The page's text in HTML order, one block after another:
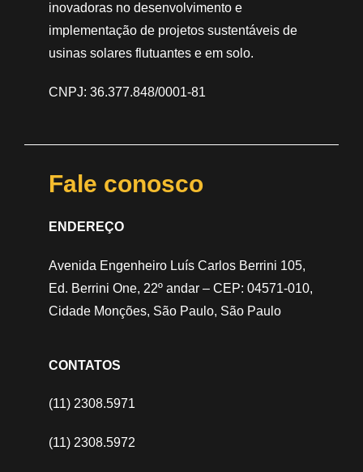
inovadoras no desenvolvimento e
implementação de projetos sustentáveis de
usinas solares flutuantes e em solo.
CNPJ: 36.377.848/0001-81
Fale conosco
ENDEREÇO
Avenida Engenheiro Luís Carlos Berrini 105,
Ed. Berrini One, 22º andar – CEP: 04571-010,
Cidade Monções, São Paulo, São Paulo
CONTATOS
(11) 2308.5971
(11) 2308.5972